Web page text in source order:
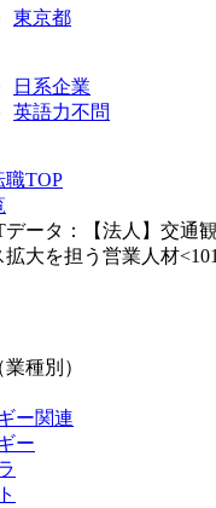
東京都
日系企業
英語力不問
職TOP
ータ：【法人】交通
大を担う営業人材
種別）
ー関連
ー